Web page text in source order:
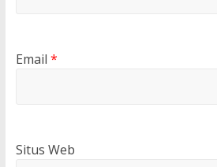
Email *
Situs Web